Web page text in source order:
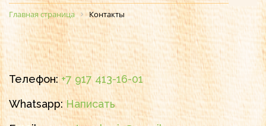
Главная страница Контакты
Телефон:+7 917 413-16-01
Whatsapp:Написать